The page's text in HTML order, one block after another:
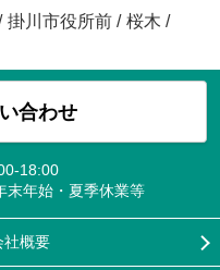
掛川市役所前 / 桜木 /
合わせ
18:00
末年始・夏季休業等
社概要